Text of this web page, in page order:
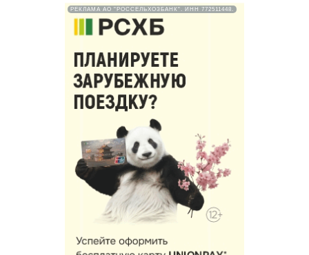
РЕКЛАМА АО "РОССЕЛЬХОЗБАНК". ИНН 772511448.